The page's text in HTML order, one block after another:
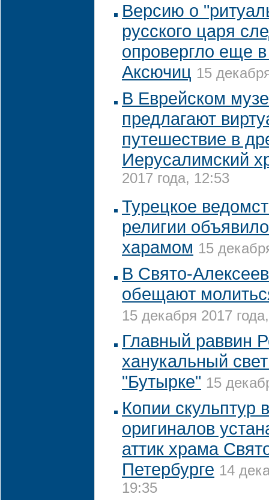
Версию о
русского царя
опровергло еще
Аксючиц 15
В Еврейском
предлагают
путешествие в
Иерусалимский
2017 года, 12:53
Турецкое
религии
харамом 15
В Свято-
обещают
15 декабря 2017
Главный раввин
ханукальный
"Бутырке" 15
Копии скульптур
оригиналов
аттик храма
Петербурге 14
19:35